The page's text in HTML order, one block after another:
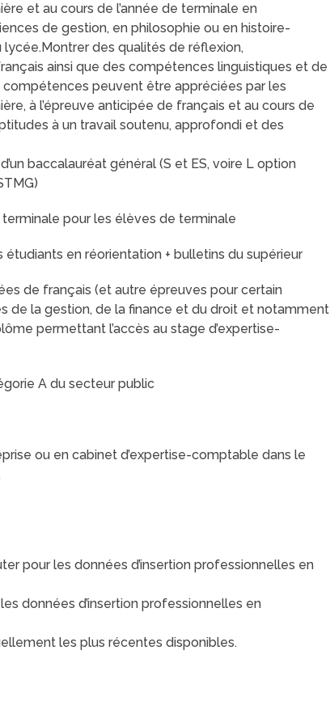
et au cours de l’année de terminale en
de gestion, en philosophie ou en histoire-
lycée.Montrer des qualités de réflexion,
ainsi que des compétences linguistiques et de
peuvent être appréciées par les
à l’épreuve anticipée de français et au cours de
à un travail soutenu, approfondi et des
baccalauréat général (S et ES, voire L option
pour les élèves de terminale
en réorientation + bulletins du supérieur
de français (et autre épreuves pour certain
de la gestion, de la finance et du droit et notamment
permettant l’accès au stage d’expertise-
A du secteur public
ou en cabinet d’expertise-comptable dans le
pour les données d’insertion professionnelles en
données d’insertion professionnelles en
les plus récentes disponibles.